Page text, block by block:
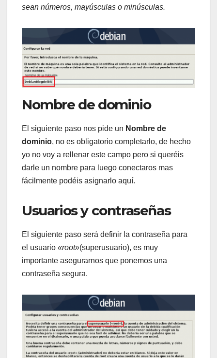
sean números, mayúsculas o minúsculas.
Nombre de dominio
El siguiente paso nos pide un Nombre de
dominio, no es obligatorio completarlo, de hecho
yo no voy a rellenar este campo pero si queréis
darle un nombre para luego conectaros mas
fácilmente podéis asignarlo aquí.
Usuarios y contraseñas
El siguiente paso será definir la contraseña para
el usuario «root»(superusuario), es muy
importante asegurarnos que ponemos una
contraseña segura.